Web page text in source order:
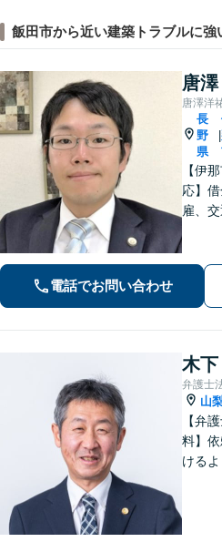
飯田市から近い建築トラブルに強
唐
唐澤洋
長
野
県
|
【伊
応】
雇、
ます!
電話でお問い合わせ
木
弁護士
山
【弁
料】
ける